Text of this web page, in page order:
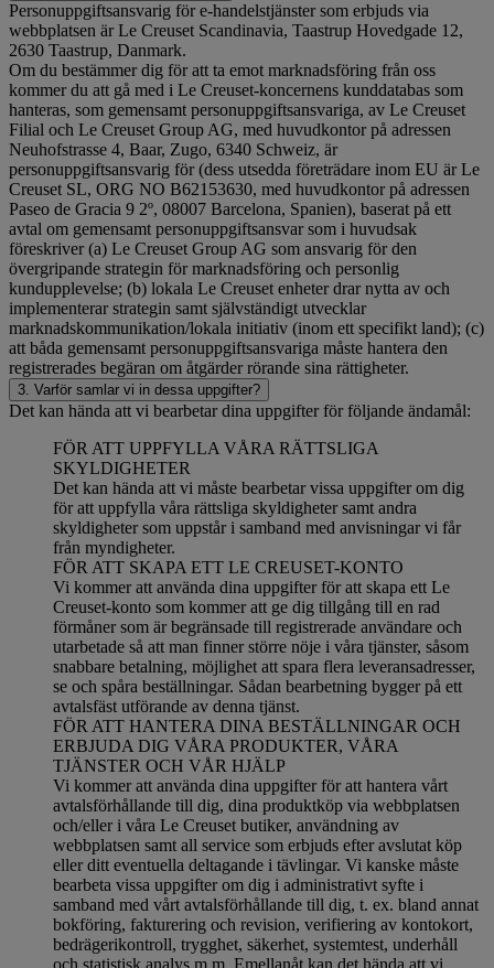
Personuppgiftsansvarig för e-handelstjänster som erbjuds via
webbplatsen är Le Creuset Scandinavia, Taastrup Hovedgade 12,
2630 Taastrup, Danmark.
Om du bestämmer dig för att ta emot marknadsföring från oss
kommer du att gå med i Le Creuset-koncernens kunddatabas som
hanteras, som gemensamt personuppgiftsansvariga, av Le Creuset
Filial och Le Creuset Group AG, med huvudkontor på adressen
Neuhofstrasse 4, Baar, Zugo, 6340 Schweiz, är
personuppgiftsansvarig för (dess utsedda företrädare inom EU är Le
Creuset SL, ORG NO B62153630, med huvudkontor på adressen
Paseo de Gracia 9 2º, 08007 Barcelona, Spanien), baserat på ett
avtal om gemensamt personuppgiftsansvar som i huvudsak
föreskriver (a) Le Creuset Group AG som ansvarig för den
övergripande strategin för marknadsföring och personlig
kundupplevelse; (b) lokala Le Creuset enheter drar nytta av och
implementerar strategin samt självständigt utvecklar
marknadskommunikation/lokala initiativ (inom ett specifikt land); (c)
att båda gemensamt personuppgiftsansvariga måste hantera den
registrerades begäran om åtgärder rörande sina rättigheter.
3. Varför samlar vi in dessa uppgifter?
Det kan hända att vi bearbetar dina uppgifter för följande ändamål:
FÖR ATT UPPFYLLA VÅRA RÄTTSLIGA
SKYLDIGHETER
Det kan hända att vi måste bearbetar vissa uppgifter om dig
för att uppfylla våra rättsliga skyldigheter samt andra
skyldigheter som uppstår i samband med anvisningar vi får
från myndigheter.
FÖR ATT SKAPA ETT LE CREUSET-KONTO
Vi kommer att använda dina uppgifter för att skapa ett Le
Creuset-konto som kommer att ge dig tillgång till en rad
förmåner som är begränsade till registrerade användare och
utarbetade så att man finner större nöje i våra tjänster, såsom
snabbare betalning, möjlighet att spara flera leveransadresser,
se och spåra beställningar. Sådan bearbetning bygger på ett
avtalsfäst utförande av denna tjänst.
FÖR ATT HANTERA DINA BESTÄLLNINGAR OCH
ERBJUDA DIG VÅRA PRODUKTER, VÅRA
TJÄNSTER OCH VÅR HJÄLP
Vi kommer att använda dina uppgifter för att hantera vårt
avtalsförhållande till dig, dina produktköp via webbplatsen
och/eller i våra Le Creuset butiker, användning av
webbplatsen samt all service som erbjuds efter avslutat köp
eller ditt eventuella deltagande i tävlingar. Vi kanske måste
bearbeta vissa uppgifter om dig i administrativt syfte i
samband med vårt avtalsförhållande till dig, t. ex. bland annat
bokföring, fakturering och revision, verifiering av kontokort,
bedrägerikontroll, trygghet, säkerhet, systemtest, underhåll